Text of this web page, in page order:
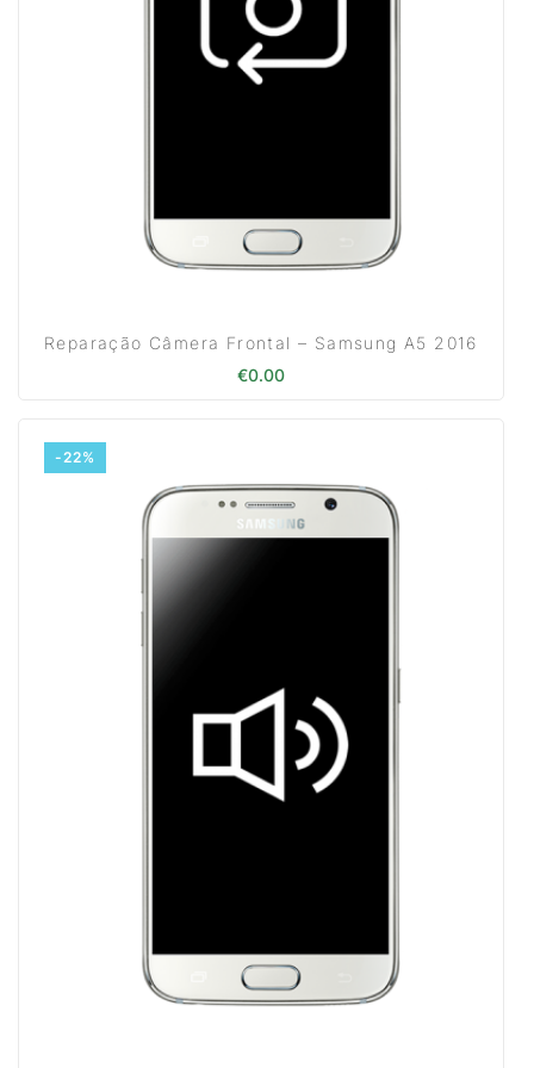
Reparação Câmera Frontal – Samsung A5 2016
€0.00
-22%